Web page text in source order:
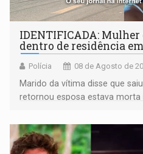
IDENTIFICADA:
dentro de residência
Polícia 08 de Agosto de
Marido da vítima disse que
retornou esposa estava morta